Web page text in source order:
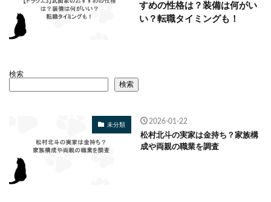
すめの性格は？装備は何がい
い？転職タイミングも！
検索
検索
未分類 2026-01-22
松村北斗の実家は金持ち？家族構
成や両親の職業を調査